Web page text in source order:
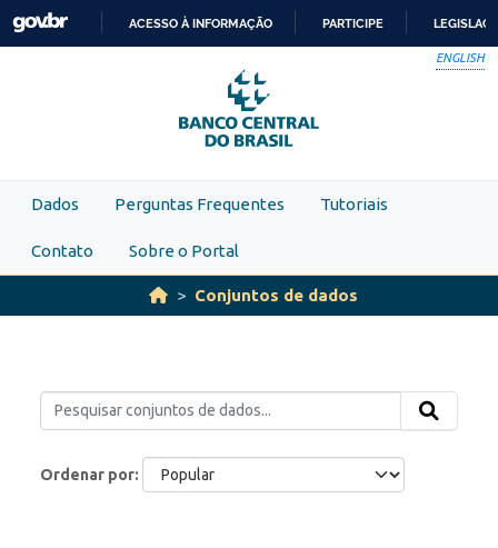
Skip to main content
PARA
O
CONTEÚDO
ACESSO À INFORMAÇÃO PARTICIPE
ENGLISH
Dados Perguntas Frequentes Tutoriais
Contato Sobre o Portal
Conjuntos de dados
Ordenar por